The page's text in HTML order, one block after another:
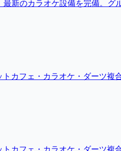
新のカラオケ設備を完備。グ
カフェ・カラオケ・ダーツ複
カフェ・カラオケ・ダーツ複